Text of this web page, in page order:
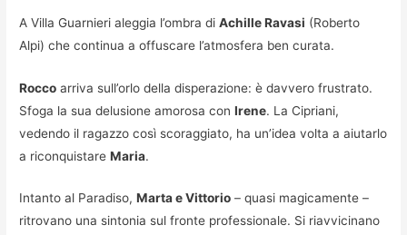
A Villa Guarnieri aleggia l’ombra diAchille Ravasi (Roberto
Alpi) che continua a offuscare l’atmosfera ben curata.
Rocco arriva sull’orlo della disperazione: è davvero frustrato.
Sfoga la sua delusione amorosa conIrene. La Cipriani,
vedendo il ragazzo così scoraggiato, ha un’idea volta a aiutarlo
a riconquistareMaria.
Intanto al Paradiso,Marta e Vittorio – quasi magicamente –
ritrovano una sintonia sul fronte professionale. Si riavvicinano